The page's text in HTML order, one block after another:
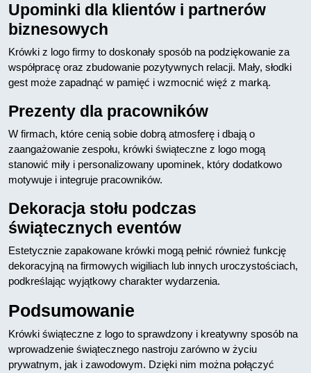
Upominki dla klientów i partnerów
biznesowych
Krówki z logo firmy to doskonały sposób na podziękowanie za
współpracę oraz zbudowanie pozytywnych relacji. Mały, słodki
gest może zapadnąć w pamięć i wzmocnić więź z marką.
Prezenty dla pracowników
W firmach, które cenią sobie dobrą atmosferę i dbają o
zaangażowanie zespołu, krówki świąteczne z logo mogą
stanowić miły i personalizowany upominek, który dodatkowo
motywuje i integruje pracowników.
Dekoracja stołu podczas
świątecznych eventów
Estetycznie zapakowane krówki mogą pełnić również funkcję
dekoracyjną na firmowych wigiliach lub innych uroczystościach,
podkreślając wyjątkowy charakter wydarzenia.
Podsumowanie
Krówki świąteczne z logo to sprawdzony i kreatywny sposób na
wprowadzenie świątecznego nastroju zarówno w życiu
prywatnym, jak i zawodowym. Dzięki nim można połączyć